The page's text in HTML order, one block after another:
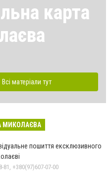
карта
Всі матеріали тут
МИКОЛАЄВА
пошиття ексклюзивного
81, +380(97)607-07-00